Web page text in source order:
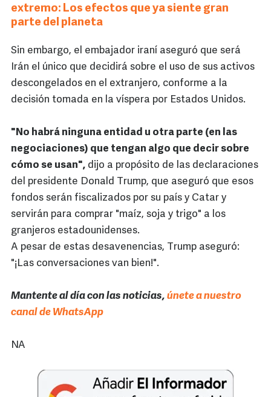
extremo: Los efectos que ya siente gran
parte del planeta
Sin embargo, el embajador iraní aseguró que será
Irán el único que decidirá sobre el uso de sus activos
descongelados en el extranjero, conforme a la
decisión tomada en la víspera por Estados Unidos.
"No habrá ninguna entidad u otra parte (en las
negociaciones) que tengan algo que decir sobre
cómo se usan", dijo a propósito de las declaraciones
del presidente Donald Trump, que aseguró que esos
fondos serán fiscalizados por su país y Catar y
servirán para comprar "maíz, soja y trigo" a los
granjeros estadounidenses.
A pesar de estas desavenencias, Trump aseguró:
"¡Las conversaciones van bien!".
Mantente al día con las noticias, únete a nuestro
canal de WhatsApp
NA